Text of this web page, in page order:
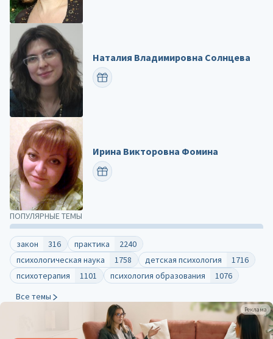
Реклама
ПОПУЛЯРНЫЕ ТЕМЫ
закон 316 практика
2240
психологическая наука
1758 детская психология
1716
психотерапия
1101 психология образования
1076
Все темы
Наталия Владимировна Солнцева
ПОЗДРАВИТЬ
Ирина Викторовна Фомина
ПОЗДРАВИТЬ